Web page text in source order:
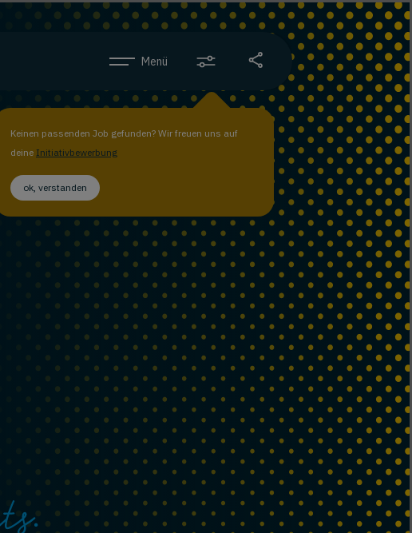
Keinen passenden Job gefunden? Wir freuen uns auf
deine Initiativbewerbung
ok, verstanden
Menü